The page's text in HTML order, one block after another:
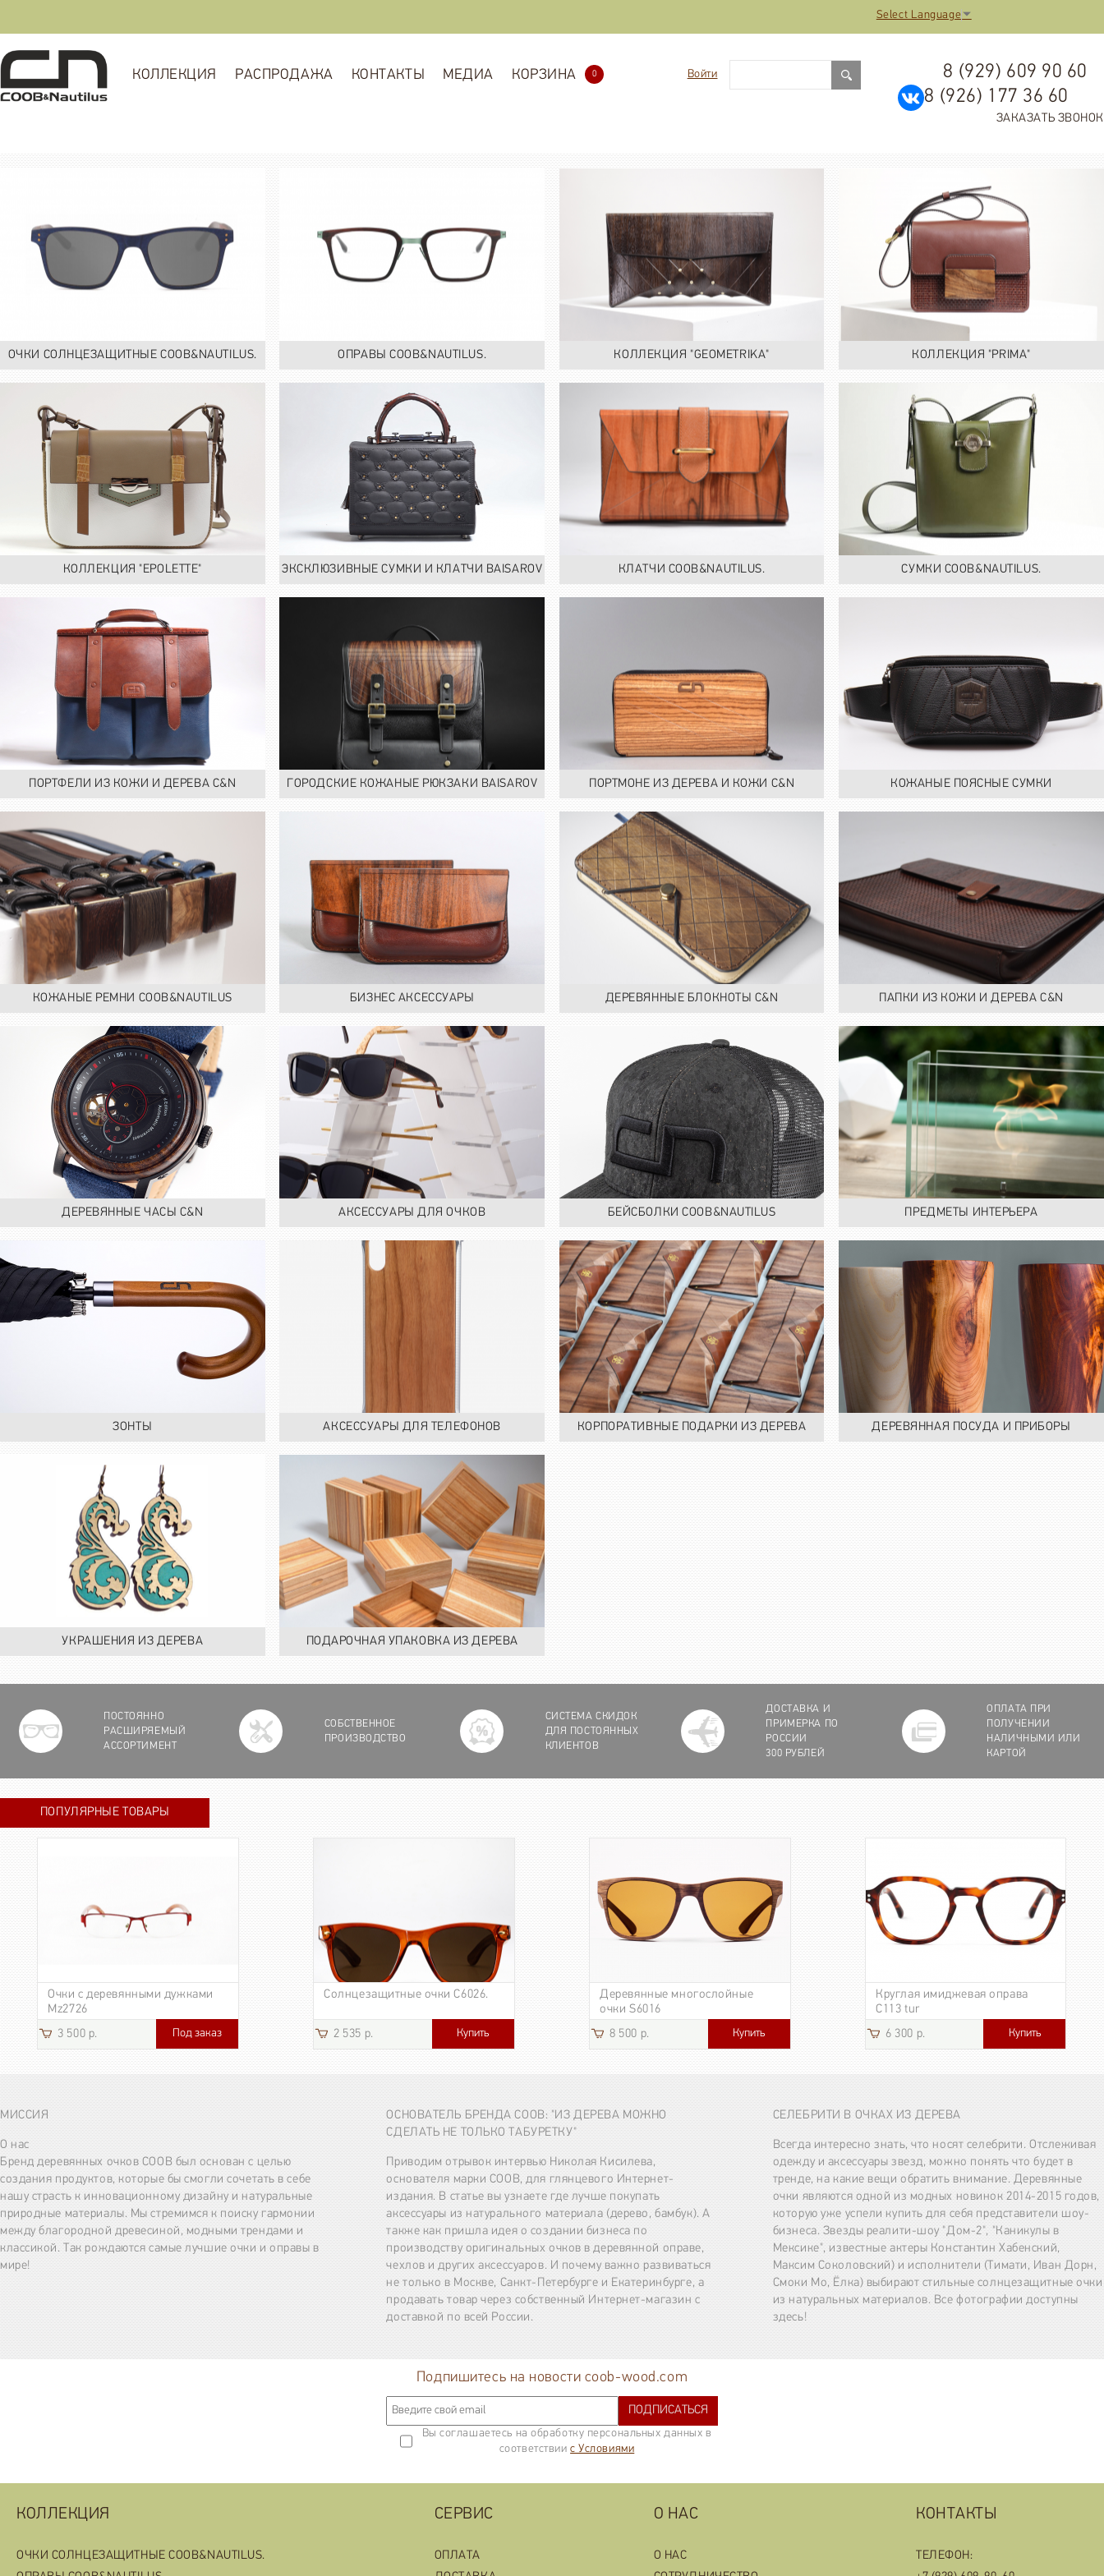
Select Language ▼
КОЛЛЕКЦИЯ РАСПРОДАЖА КОНТАКТЫ МЕДИА КОРЗИНА 0
8 (929) 609 90 60
8 (926) 177 36 60
ЗАКАЗАТЬ ЗВОНОК
Войти
ОЧКИ СОЛНЦЕЗАЩИТНЫЕ COOB&NAUTILUS. ОПРАВЫ COOB&NAUTILUS. КОЛЛЕКЦИЯ "GEOMETRIKA" КОЛЛЕКЦИЯ "PRIMA"
КОЛЛЕКЦИЯ "EPOLETTE" ЭКСКЛЮЗИВНЫЕ СУМКИ И КЛАТЧИ BAISAROV КЛАТЧИ COOB&NAUTILUS. СУМКИ COOB&NAUTILUS.
ПОРТФЕЛИ ИЗ КОЖИ И ДЕРЕВА C&N ГОРОДСКИЕ КОЖАНЫЕ РЮКЗАКИ BAISAROV ПОРТМОНЕ ИЗ ДЕРЕВА И КОЖИ C&N КОЖАНЫЕ ПОЯСНЫЕ СУМКИ
КОЖАНЫЕ РЕМНИ COOB&NAUTILUS БИЗНЕС АКСЕССУАРЫ ДЕРЕВЯННЫЕ БЛОКНОТЫ C&N ПАПКИ ИЗ КОЖИ И ДЕРЕВА C&N
ДЕРЕВЯННЫЕ ЧАСЫ C&N АКСЕССУАРЫ ДЛЯ ОЧКОВ БЕЙСБОЛКИ COOB&NAUTILUS ПРЕДМЕТЫ ИНТЕРЬЕРА
ЗОНТЫ АКСЕССУАРЫ ДЛЯ ТЕЛЕФОНОВ КОРПОРАТИВНЫЕ ПОДАРКИ ИЗ ДЕРЕВА ДЕРЕВЯННАЯ ПОСУДА И ПРИБОРЫ
УКРАШЕНИЯ ИЗ ДЕРЕВА ПОДАРОЧНАЯ УПАКОВКА ИЗ ДЕРЕВА
ПОСТОЯННО
РАСШИРЯЕМЫЙ
АССОРТИМЕНТ
СОБСТВЕННОЕ
ПРОИЗВОДСТВО
СИСТЕМА СКИДОК
ДЛЯ ПОСТОЯННЫХ
КЛИЕНТОВ
ДОСТАВКА И
ПРИМЕРКА ПО
РОССИИ
300 РУБЛЕЙ
ОПЛАТА ПРИ
ПОЛУЧЕНИИ
НАЛИЧНЫМИ ИЛИ
КАРТОЙ
ПОПУЛЯРНЫЕ ТОВАРЫ
Очки с деревянными дужками
Mz2726
3 500 р.
Под заказ
Солнцезащитные очки C6026.
2 535 р. 3 185 р.
Купить
Деревянные многослойные
очки S6016
8 500 р.
Купить
Круглая имиджевая оправа
C113 tur
6 300 р.
Купить
МИССИЯ
О нас
Бренд деревянных очков COOB был основан с целью
создания продуктов, которые бы смогли сочетать в себе
нашу страсть к инновационному дизайну и натуральные
природные материалы. Мы стремимся к поиску гармонии
между благородной древесиной, модными трендами и
классикой. Так рождаются самые лучшие очки и оправы в
мире!
ОСНОВАТЕЛЬ БРЕНДА COOB: "ИЗ ДЕРЕВА МОЖНО
СДЕЛАТЬ НЕ ТОЛЬКО ТАБУРЕТКУ"
Приводим отрывок интервью Николая Кисилева,
основателя марки COOB, для глянцевого Интернет-
издания. В статье вы узнаете где лучше покупать
аксессуары из натурального материала (дерево, бамбук). А
также как пришла идея о создании бизнеса по
производству оригинальных очков в деревянной оправе,
чехлов и других аксессуаров. И почему важно развиваться
не только в Москве, Санкт-Петербурге и Екатеринбурге, а
продавать товар через собственный Интернет-магазин с
доставкой по всей России.
СЕЛЕБРИТИ В ОЧКАХ ИЗ ДЕРЕВА
Всегда интересно знать, что носят селебрити. Отслеживая
одежду и аксессуары звезд, можно понять что будет в
тренде, на какие вещи обратить внимание. Деревянные
очки являются одной из модных новинок 2014-2015 годов,
которую уже успели купить для себя представители шоу-
бизнеса. Звезды реалити-шоу "Дом-2", "Каникулы в
Мексике", известные актеры Константин Хабенский,
Максим Соколовский) и исполнители (Тимати, Иван Дорн,
Смоки Мо, Ёлка) выбирают стильные солнцезащитные очки
из натуральных материалов. Все фотографии доступны
здесь!
Подпишитесь на новости coob-wood.com
ПОДПИСАТЬСЯ
Вы соглашаетесь на обработку персональных данных в
соответствиис Условиями
КОЛЛЕКЦИЯ
ОЧКИ СОЛНЦЕЗАЩИТНЫЕ COOB&NAUTILUS.
СЕРВИС
ОПЛАТА
О НАС
О НАС
КОНТАКТЫ
ТЕЛЕФОН: